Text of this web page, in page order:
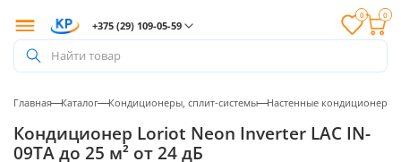
+375 (29) 109-05-59
0 0
Найти товар
Главная Каталог Кондиционеры, сплит-системы Настенные кондиционеры
Кондиционер Loriot Neon Inverter LAC IN-
09TA до 25 м² от 24 дБ